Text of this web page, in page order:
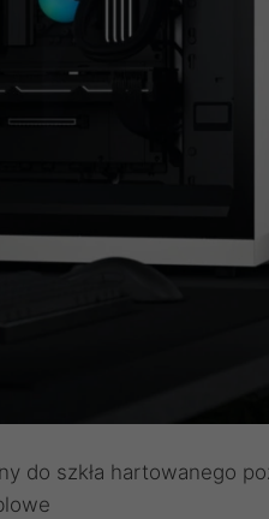
do szkła hartowanego